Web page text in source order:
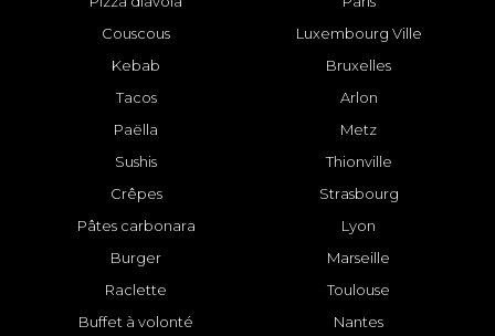
Couscous
Kebab
Tacos
Paëlla
Sushis
Crêpes
Pâtes carbonara
Burger
Raclette
Buffet à volonté
Luxembourg Ville
Bruxelles
Arlon
Metz
Thionville
Strasbourg
Lyon
Marseille
Toulouse
Nantes